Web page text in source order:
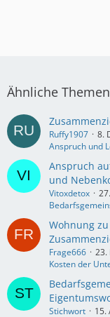
Ähnliche Themen
Ruffy1907
8.
Anspruch und
Anspruch
und
Vitoxdetox
Wohnung
Frage666
23.
Kosten der
Stichwort 15.